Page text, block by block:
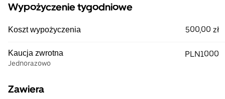
Wypożyczenie tygodniowe
Koszt wypożyczenia 500,00 zł
Kaucja zwrotna
Jednorazowo
PLN1000
Zawiera